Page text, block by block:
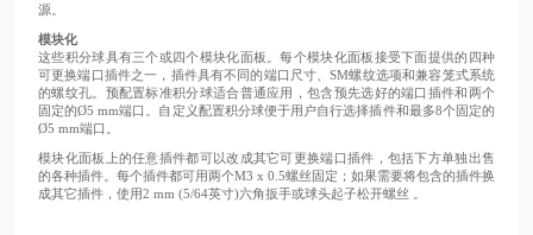
源。
模块化
这些积分球具有三个或四个模块化面板。每个模块化面板接受下面提供的四种
可更换端口插件之一，插件具有不同的端口尺寸、SM螺纹选项和兼容笼式系统
的螺纹孔。预配置标准积分球适合普通应用，包含预先选好的端口插件和两个
固定的Ø5 mm端口。自定义配置积分球便于用户自行选择插件和最多8个固定的
Ø5 mm端口。
模块化面板上的任意插件都可以改成其它可更换端口插件，包括下方单独出售
的各种插件。每个插件都可用两个M3 x 0.5螺丝固定；如果需要将包含的插件换
成其它插件，使用2 mm (5/64英寸)六角扳手或球头起子松开螺丝 。